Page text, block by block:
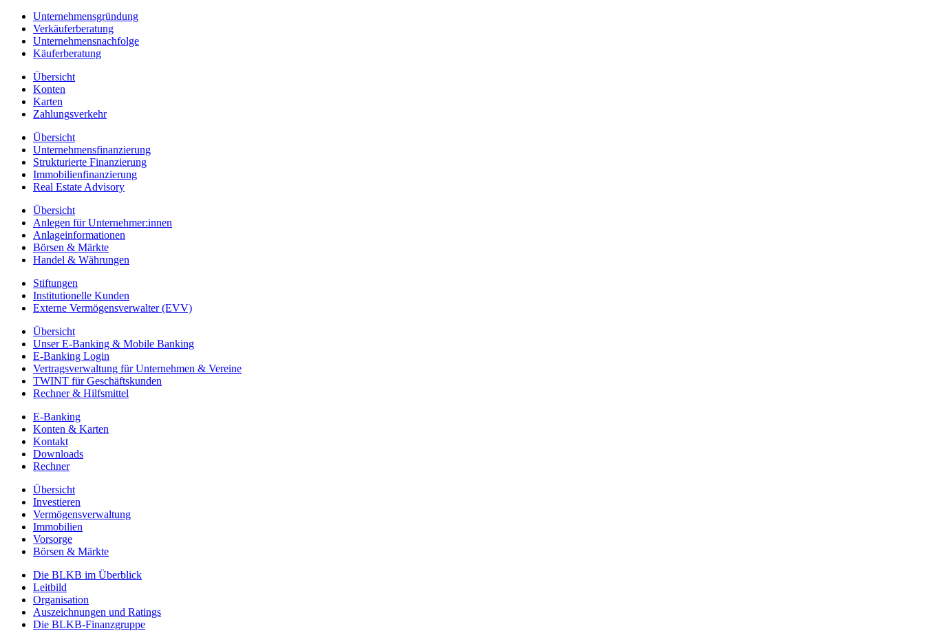
Unternehmensgründung
Verkäuferberatung
Unternehmensnachfolge
Käuferberatung
Übersicht
Konten
Karten
Zahlungsverkehr
Übersicht
Unternehmensfinanzierung
Strukturierte Finanzierung
Immobilienfinanzierung
Real Estate Advisory
Übersicht
Anlegen für Unternehmer:innen
Anlageinformationen
Börsen & Märkte
Handel & Währungen
Stiftungen
Institutionelle Kunden
Externe Vermögensverwalter (EVV)
Übersicht
Unser E-Banking & Mobile Banking
E-Banking Login
Vertragsverwaltung für Unternehmen & Vereine
TWINT für Geschäftskunden
Rechner & Hilfsmittel
E-Banking
Konten & Karten
Kontakt
Downloads
Rechner
Übersicht
Investieren
Vermögensverwaltung
Immobilien
Vorsorge
Börsen & Märkte
Die BLKB im Überblick
Leitbild
Organisation
Auszeichnungen und Ratings
Die BLKB-Finanzgruppe